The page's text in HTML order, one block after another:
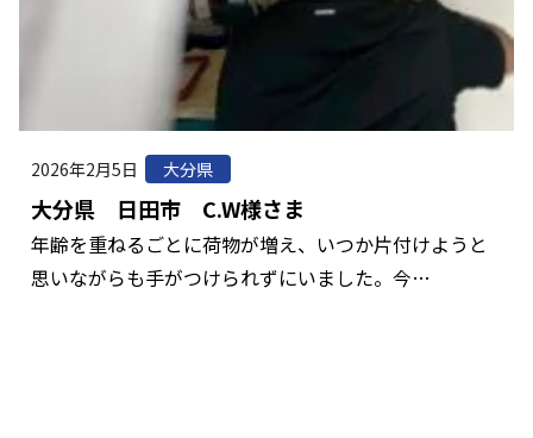
2026年2月5日 大分県
大分県 日田市 C.W様さま
年齢を重ねるごとに荷物が増え、いつか片付けようと
思いながらも手がつけられずにいました。今…